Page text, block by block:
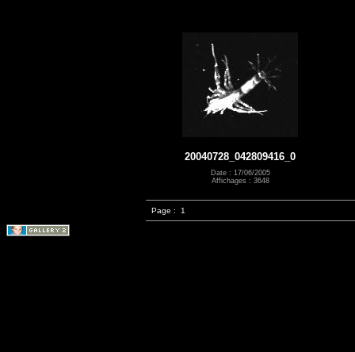
20040728_042809416_0
Date : 17/06/2005
Affichages : 3648
Page : 1